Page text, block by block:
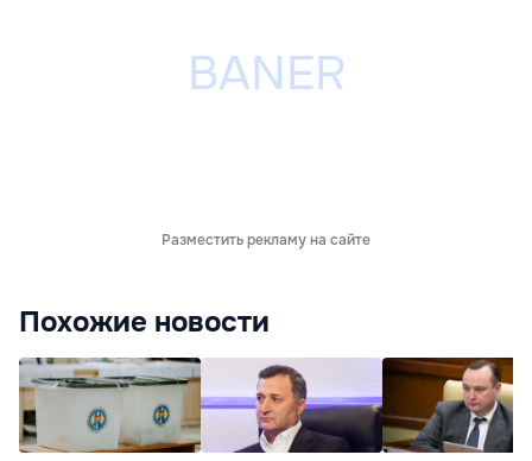
Разместить рекламу на сайте
Похожие новости